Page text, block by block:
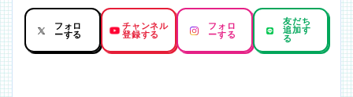
フォロ
ーする
チャンネル
登録する
フォロ
ーする
友だち
追加す
る